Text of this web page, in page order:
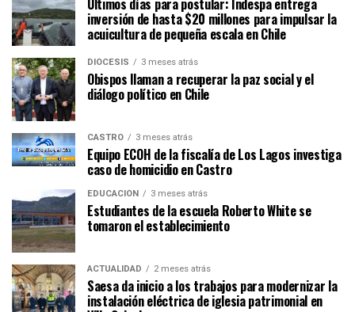
Últimos días para postular: Indespa entrega
inversión de hasta $20 millones para impulsar la
acuicultura de pequeña escala en Chile
DIÓCESIS 3 meses atrás
Obispos llaman a recuperar la paz social y el
diálogo político en Chile
CASTRO 3 meses atrás
Equipo ECOH de la fiscalía de Los Lagos investiga
caso de homicidio en Castro
EDUCACIÓN 3 meses atrás
Estudiantes de la escuela Roberto White se
tomaron el establecimiento
ACTUALIDAD 2 meses atrás
Saesa da inicio a los trabajos para modernizar la
instalación eléctrica de iglesia patrimonial en